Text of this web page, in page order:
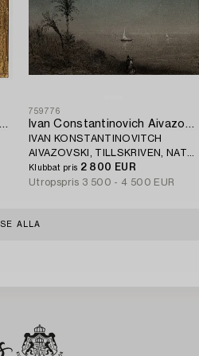
Ivan Constantinovich Aivazovsky
759776
Ivan Constantinovich Aivazovsky
IVAN KONSTANTINOVITCH
AIVAZOVSKI, TILLSKRIVEN, NATT
VID KUSTEN.
Klubbat pris 2 800 EUR
Utropspris 3 500 - 4 500 EUR
SE ALLA